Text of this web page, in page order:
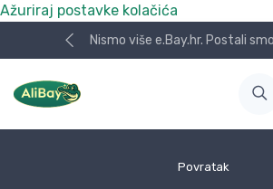
Ažuriraj postavke kolačića
Nismo više e.Bay.hr. Postali
Povratak